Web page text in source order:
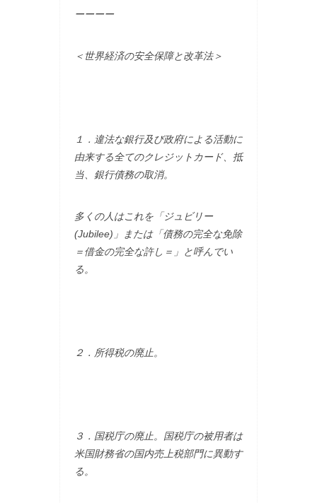
ーーーー
＜世界経済の安全保障と改革法＞
１．違法な銀行及び政府による活動に
由来する全てのクレジットカード、抵
当、銀行債務の取消。
多くの人はこれを「ジュビリー
(Jubilee)」または「債務の完全な免除
＝借金の完全な許し＝」と呼んでい
る。
２．所得税の廃止。
３．国税庁の廃止。国税庁の被用者は
米国財務省の国内売上税部門に異動す
る。